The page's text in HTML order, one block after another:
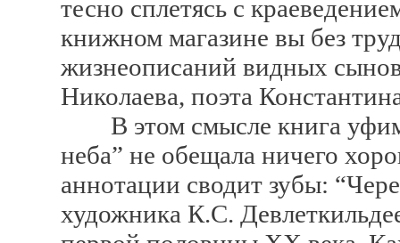
тесно сплетясь с
книжном магазине вы без
жизнеописаний видных
Николаева, поэта
В этом смысле книга
неба” не обещала ничего
аннотации сводит зубы:
художника К.С.